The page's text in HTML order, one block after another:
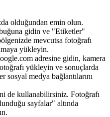
olduğundan emin olun.
gidin ve "Etiketler"
mevcutsa fotoğrafı
yükleyin.
adresine gidin, kamera
yükleyin ve sonuçlarda
medya bağlantılarını
de kullanabilirsiniz. Fotoğrafı
sayfalar" altında